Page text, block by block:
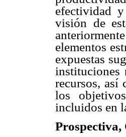
efectividad
visión de
elementos
expuestas
instituciones
recursos, así
los
incluidos en